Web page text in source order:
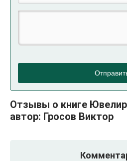
Отзывы о книге
автор: Гросов Виктор